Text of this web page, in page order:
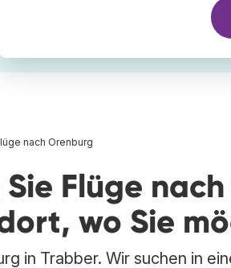
nach Orenburg
Flüge
wo Sie
in Trabber. Wir suchen in